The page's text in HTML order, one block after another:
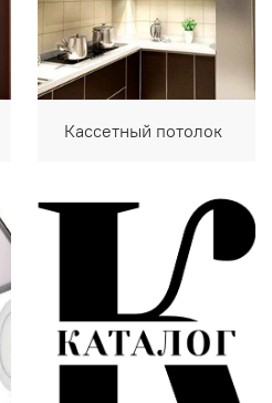
Кассетный потолок